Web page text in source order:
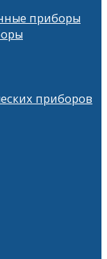
приборы
приборов